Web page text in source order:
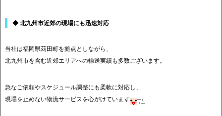
◆ 北九州市近郊の現場にも迅速対応
当社は福岡県苅田町を拠点としながら、
北九州市を含む近郊エリアへの輸送実績も多数ございます。
急なご依頼やスケジュール調整にも柔軟に対応し、
現場を止めない物流サービスを心がけています